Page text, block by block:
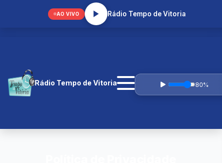
AO VIVO Rádio Tempo de Vitoria
prcaique@gmail.com
Rádio Tempo de Vitoria 80%